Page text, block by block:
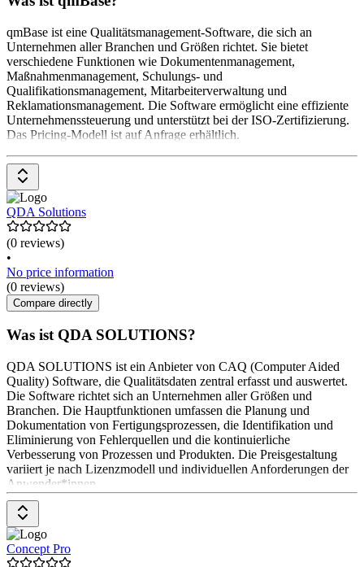
qmBase ist eine Qualitätsmanagement-Software, die sich an
Unternehmen aller Branchen und Größen richtet. Sie bietet
verschiedene Funktionen wie Dokumentenmanagement,
Maßnahmenmanagement, Schulungs- und
Qualifikationsmanagement, Mitarbeiterverwaltung und
Reklamationsmanagement. Die Software ermöglicht eine effiziente
Unternehmenssteuerung und unterstützt bei der ISO-Zertifizierung.
Das Pricing-Modell ist auf Anfrage erhältlich.
QDA Solutions
(0 reviews)
•
No price information
(0 reviews)
Compare directly
Was ist QDA SOLUTIONS?
QDA SOLUTIONS ist ein Anbieter von CAQ (Computer Aided
Quality) Software, die Qualitätsdaten zentral erfasst und auswertet.
Die Software richtet sich an Unternehmen aller Größen und
Branchen. Die Hauptfunktionen umfassen die Planung und
Dokumentation von Fertigungsprozessen, die Identifikation und
Eliminierung von Fehlerquellen und die kontinuierliche
Verbesserung von Prozessen und Produkten. Die Preisgestaltung
variiert je nach Lizenzmodell und individuellen Anforderungen der
Anwender*innen.
Concept Pro